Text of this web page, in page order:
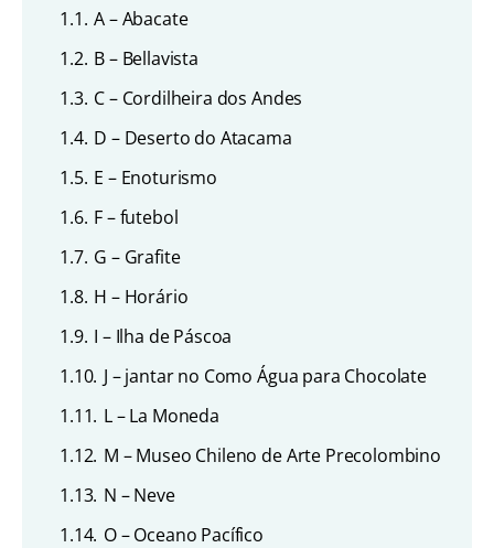
1.1. A – Abacate
1.2. B – Bellavista
1.3. C – Cordilheira dos Andes
1.4. D – Deserto do Atacama
1.5. E – Enoturismo
1.6. F – futebol
1.7. G – Grafite
1.8. H – Horário
1.9. I – Ilha de Páscoa
1.10. J – jantar no Como Água para Chocolate
1.11. L – La Moneda
1.12. M – Museo Chileno de Arte Precolombino
1.13. N – Neve
1.14. O – Oceano Pacífico